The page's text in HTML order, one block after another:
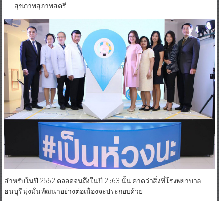
สุขภาพสุภาพสตรี
สำหรับในปี 2562 ตลอดจนถึงในปี 2563 นั้น คาดว่าสิ่งที่โรงพยาบาล
ธนบุรี มุ่งมั่นพัฒนาอย่างต่อเนื่องจะประกอบด้วย